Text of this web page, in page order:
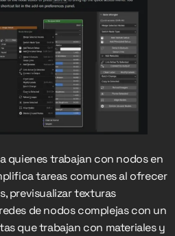
quienes trabajan con nodos en
tareas comunes al ofrecer
previsualizar texturas
de nodos complejas con un
que trabajan con materiales y